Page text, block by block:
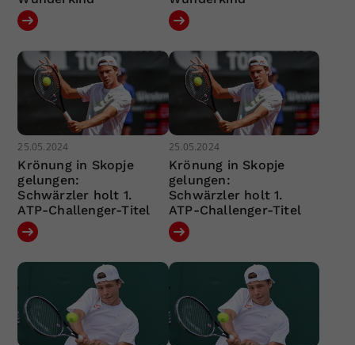
25.05.2024
Krönung in Skopje
gelungen:
Schwärzler holt 1.
ATP-Challenger-Titel
25.05.2024
Krönung in Skopje
gelungen:
Schwärzler holt 1.
ATP-Challenger-Titel